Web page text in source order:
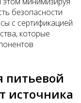
безопасности
с сертификацией
которые
питьевой
источника